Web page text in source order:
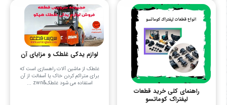
راهنمای کلی خرید قطعات
لیفتراک کوماتسو
لوازم یدکی غلطک و مزایای آن
غلطک از ماشین آلات راهسازی است که
برای متراکم کردن خاک یا آسفالت از آن
استفاده می‌ شود غلطک&zwn ...